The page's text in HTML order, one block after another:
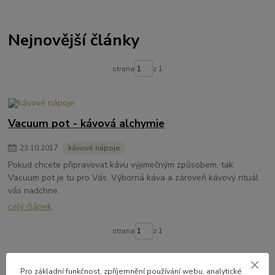
Nejnovější články
strana z 1
Vacuum pot - kávová alchymie
23.10.2017 kávové nápoje
Pokud chcete připravovat kávu výjimečným způsobem, tak
Vacuum pot je tu pro Vás. Výborná káva a zároveň kávový rituál
vás nadchne.
celý článek
strana z 1
Pro základní funkčnost, zpříjemnění používání webu, analytické